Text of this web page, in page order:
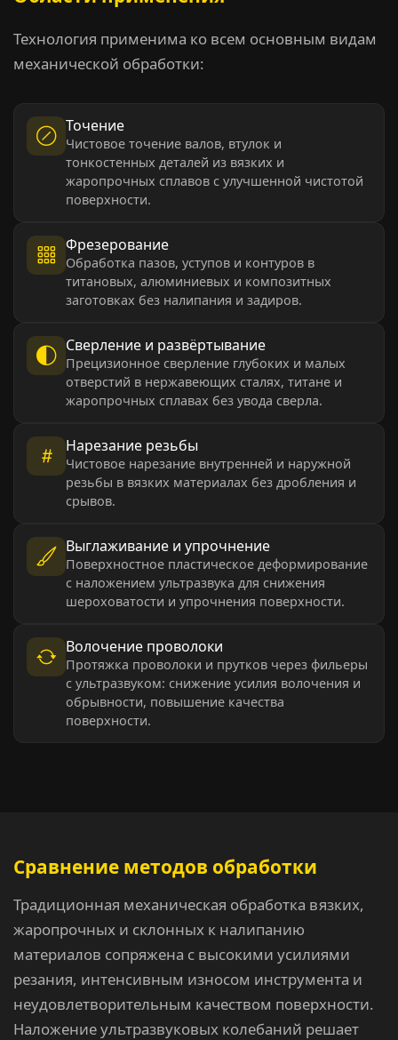
Технология применима ко всем основным видам
механической обработки:
Точение
Чистовое точение валов, втулок и
тонкостенных деталей из вязких и
жаропрочных сплавов с улучшенной чистотой
поверхности.
Фрезерование
Обработка пазов, уступов и контуров в
титановых, алюминиевых и композитных
заготовках без налипания и задиров.
Сверление и развёртывание
Прецизионное сверление глубоких и малых
отверстий в нержавеющих сталях, титане и
жаропрочных сплавах без увода сверла.
Нарезание резьбы
Чистовое нарезание внутренней и наружной
резьбы в вязких материалах без дробления и
срывов.
Выглаживание и упрочнение
Поверхностное пластическое деформирование
с наложением ультразвука для снижения
шероховатости и упрочнения поверхности.
Волочение проволоки
Протяжка проволоки и прутков через фильеры
с ультразвуком: снижение усилия волочения и
обрывности, повышение качества
поверхности.
Сравнение методов обработки
Традиционная механическая обработка вязких,
жаропрочных и склонных к налипанию
материалов сопряжена с высокими усилиями
резания, интенсивным износом инструмента и
неудовлетворительным качеством поверхности.
Наложение ультразвуковых колебаний решает